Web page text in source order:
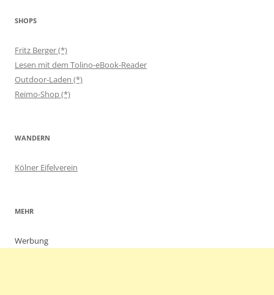
SHOPS
Fritz Berger (*)
Lesen mit dem Tolino-eBook-Reader
Outdoor-Laden (*)
Reimo-Shop (*)
WANDERN
Kölner Eifelverein
MEHR
Werbung